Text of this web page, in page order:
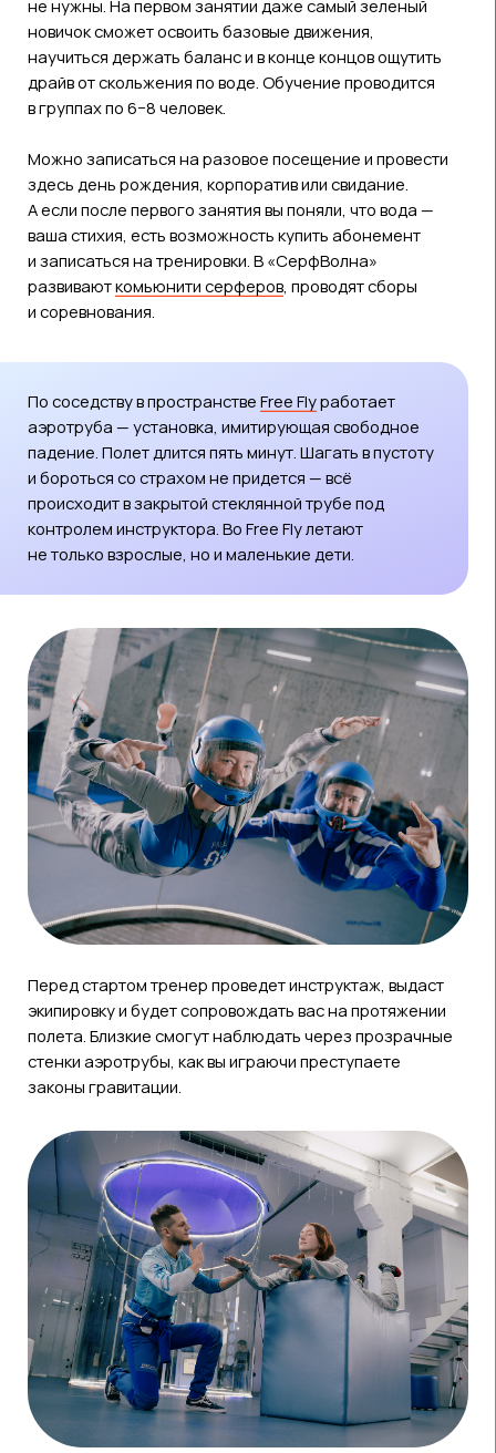
Перед стартом тренер проведет инструктаж, выдаст
полета. Близкие смогут наблюдать через прозрачные
стенки аэротрубы, как вы играючи преступаете
законы гравитации.
За пять лет работы пространства тысячи
новосибирцев впервые поднялись в воздух.
за адреналином и эмоциями.
«СерфВолна»
ДЛЯ ТЕХ, КТО ХОЧЕТ ПОПРОБОВАТЬ
ВСЁ И СРАЗУ, ПЛОЩАДКИ
ПРЕДЛАГАЮТ ПРИОБРЕСТИ
СОВМЕСТНЫЙ СЕРТИФИКАТ
«ПОКОРИ ДВЕ СТИХИИ» — ЗА ОДИН
И НАУЧИТЬСЯ ЛЕТАТЬ. ПОЖАЛУЙ,
ЭТО ОДИН ИЗ САМЫХ НЕОБЫЧНЫХ
СПОСОБОВУСТРОИТЬ СЕБЕ МИНИ-
ОТПУСК, НЕ ВЫЕЗЖАЯ
ИЗ НОВОСИБИРСКА.